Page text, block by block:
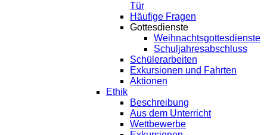
Tür
Häufige Fragen
Gottesdienste
Weihnachtsgottesdienste
Schuljahresabschluss
Schülerarbeiten
Exkursionen und Fahrten
Aktionen
Ethik
Beschreibung
Aus dem Unterricht
Wettbewerbe